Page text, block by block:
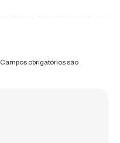
Campos obrigatórios são